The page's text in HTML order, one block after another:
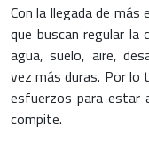
Con la llegada de
que buscan regular la
agua, suelo, aire,
vez más duras. Por lo
esfuerzos para estar
compite.